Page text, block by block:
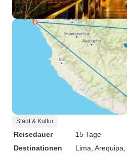
Stadt & Kultur
Reisedauer
15 Tage
Destinationen
Lima , Arequipa